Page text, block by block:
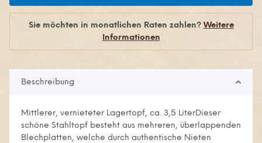
Sie möchten in monatlichen Raten zahlen? Weitere
Informationen
Beschreibung
Mittlerer, vernieteter Lagertopf, ca. 3,5 LiterDieser
schöne Stahltopf besteht aus mehreren, überlappenden
Blechplatten, welche durch authentische Nieten